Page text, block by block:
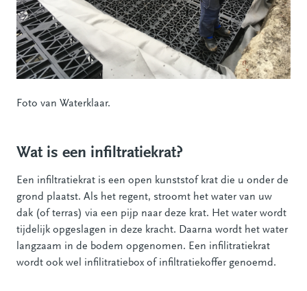
Foto van Waterklaar.
Wat is een infiltratiekrat?
Een infiltratiekrat is een open kunststof krat die u onder de
grond plaatst. Als het regent, stroomt het water van uw
dak (of terras) via een pijp naar deze krat. Het water wordt
tijdelijk opgeslagen in deze kracht. Daarna wordt het water
langzaam in de bodem opgenomen. Een infilitratiekrat
wordt ook wel infilitratiebox of infiltratiekoffer genoemd.